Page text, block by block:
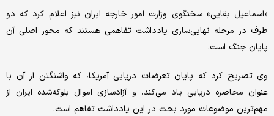
«اسماعیل بقایی» سخنگوی وزارت امور خارجه ایران نیز اعلام کرد که دو
طرف در مرحله نهایی‌سازی یادداشت تفاهمی هستند که محور اصلی آن
پایان جنگ است.
وی تصریح کرد که پایان تعرضات دریایی آمریکا، که واشنگتن از آن با
عنوان محاصره دریایی یاد می‌کند، و آزادسازی اموال بلوکه‌شده ایران از
مهم‌ترین موضوعات مورد بحث در این یادداشت تفاهم است.